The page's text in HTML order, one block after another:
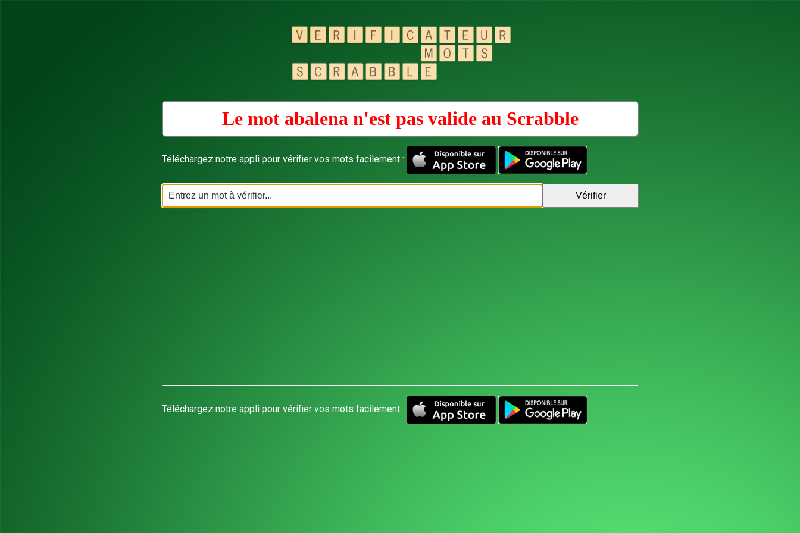
Le mot abalena n'est pas valide au Scrabble
Téléchargez notre appli pour vérifier vos mots facilement :
Téléchargez notre appli pour vérifier vos mots facilement :